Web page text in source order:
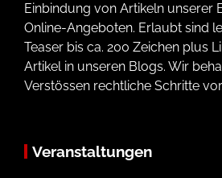
Einbindung von Artikeln unserer
Online-Angeboten. Erlaubt sind
Teaser bis ca. 200 Zeichen plus
Artikel in unseren Blogs. Wir
Verstössen rechtliche Schritte
Veranstaltungen